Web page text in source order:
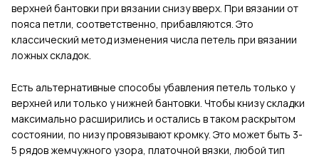
верхней бантовки при вязании снизу вверх. При вязании от
пояса петли, соответственно, прибавляются. Это
классический метод изменения числа петель при вязании
ложных складок.
Есть альтернативные способы убавления петель только у
верхней или только у нижней бантовки. Чтобы книзу складки
максимально расширились и остались в таком раскрытом
состоянии, по низу провязывают кромку. Это может быть 3-
5 рядов жемчужного узора, платочной вязки, любой тип